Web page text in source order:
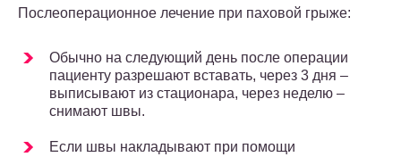
Послеоперационное лечение при паховой грыже:
Обычно на следующий день после операции
пациенту разрешают вставать, через 3 дня –
выписывают из стационара, через неделю –
снимают швы.
Если швы накладывают при помощи